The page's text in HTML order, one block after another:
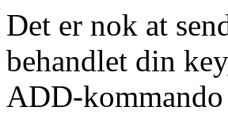
Det er nok at
behandlet din
ADD-